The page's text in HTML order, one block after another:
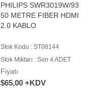
PHILIPS SWR3019W/93
50 METRE FIBER HDMI
2.0 KABLO
Stok Kodu : ST08144
Stok Miktarı : Son 4 ADET
Fiyatı
$65,00 +KDV